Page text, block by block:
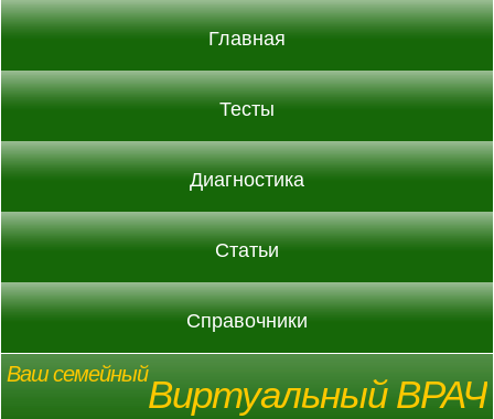
Главная
Тесты
Диагностика
Статьи
Справочники
Ваш семейныйВиртуальный ВРАЧ